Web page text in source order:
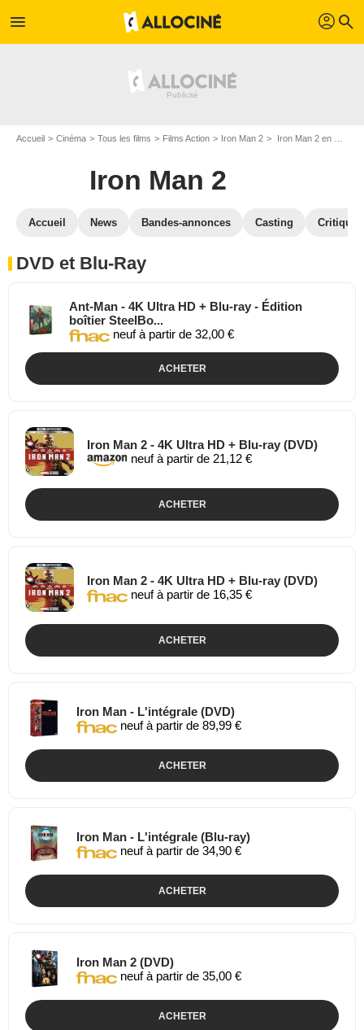
menu profil search
Accueil Cinéma Tous les films Films Action Iron Man 2 Iron Man 2 en DVD Blu Ray
Iron Man 2
Accueil News Bandes-annonces Casting
DVD et Blu-Ray
Ant-Man - 4K Ultra HD + Blu-ray - Édition
boîtier SteelBo...
neuf à partir de 32,00 €
ACHETER
Iron Man 2 - 4K Ultra HD + Blu-ray (DVD)
neuf à partir de 21,12 €
ACHETER
Iron Man 2 - 4K Ultra HD + Blu-ray (DVD)
neuf à partir de 16,35 €
ACHETER
Iron Man - L'intégrale (DVD)
neuf à partir de 89,99 €
ACHETER
Iron Man - L'intégrale (Blu-ray)
neuf à partir de 34,90 €
ACHETER
Iron Man 2 (DVD)
neuf à partir de 35,00 €
ACHETER